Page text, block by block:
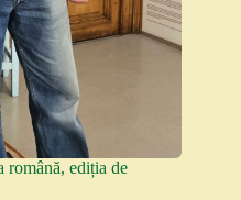
română, ediția de